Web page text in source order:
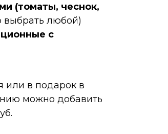
(томаты, чеснок,
любой)
с
или в подарок в
можно добавить